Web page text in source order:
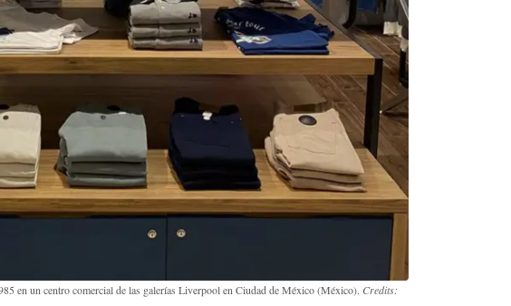
en un centro comercial de las galerías Liverpool en Ciudad de México (México). Credits: